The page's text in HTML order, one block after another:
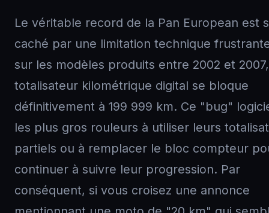
Le véritable record de la Pan European est
caché par une limitation technique
sur les modèles produits entre 2002 et
totalisateur kilométrique digital se bloque
définitivement à 199 999 km. Ce "bug"
les plus gros rouleurs à utiliser leurs
partiels ou à remplacer le bloc compteur
continuer à suivre leur progression. Par
conséquent, si vous croisez une annonce